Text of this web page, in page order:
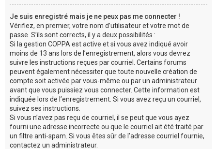
Je suis enregistré mais je ne peux pas me connecter !
Vérifiez, en premier, votre nom d’utilisateur et votre mot de
passe. S’ils sont corrects, il y a deux possibilités :
Si la gestion COPPA est active et si vous avez indiqué avoir
moins de 13 ans lors de l’enregistrement, alors vous devrez
suivre les instructions reçues par courriel. Certains forums
peuvent également nécessiter que toute nouvelle création de
compte soit activée par vous-même ou par un administrateur
avant que vous puissiez vous connecter. Cette information est
indiquée lors de l’enregistrement. Si vous avez reçu un courriel,
suivez ses instructions.
Si vous n’avez pas reçu de courriel, il se peut que vous ayez
fourni une adresse incorrecte ou que le courriel ait été traité par
un filtre anti-spam. Si vous êtes sûr de l’adresse courriel fournie,
contactez un administrateur.